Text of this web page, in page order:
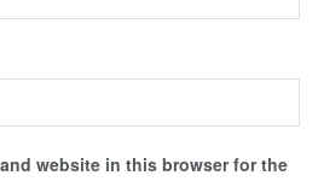
website in this browser for the